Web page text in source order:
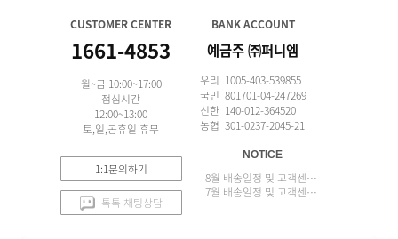
CUSTOMER CENTER
1661-4853
월~금 10:00~17:00
점심시간
12:00~13:00
토,일,공휴일 휴무
1:1문의하기
톡톡 채팅상담
BANK ACCOUNT
예금주 ㈜퍼니엠
우리 1005-403-539855
국민 801701-04-247269
신한 140-012-364520
농협 301-0237-2045-21
NOTICE
8월 배송일정 및 고객센터 업무 안내
7월 배송일정 및 고객센터 업무 안내